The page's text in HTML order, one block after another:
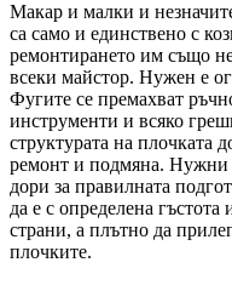
Макар и малки и
са само и единствено с
ремонтирането им също не
всеки майстор. Нужен е
Фугите се премахват
инструменти и всяко
структурата на плочката
ремонт и подмяна. Нужни
дори за правилната
да е с определена гъстота
страни, а плътно да
плочките.